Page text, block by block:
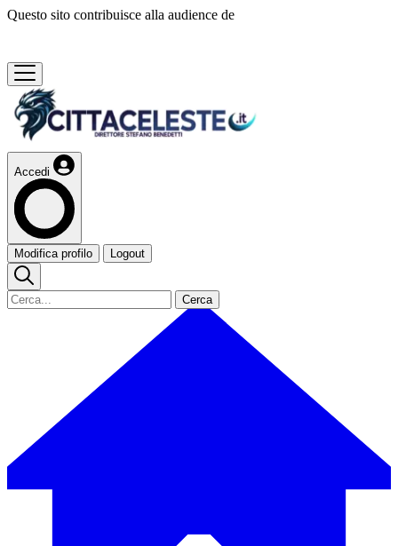
Questo sito contribuisce alla audience de
Accedi
Modifica profilo Logout
Cerca